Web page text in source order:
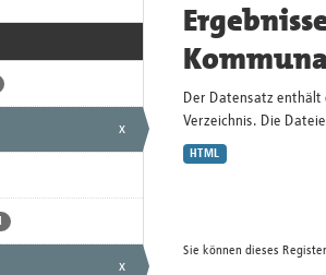
x
x
Der Datensatz enthält
Verzeichnis. Die
HTML
Sie können dieses